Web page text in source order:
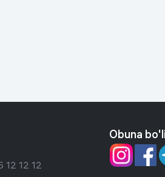
12 12 12
Obuna